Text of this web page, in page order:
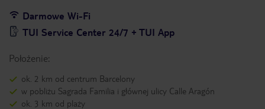
Darmowe Wi-Fi
TUI Service Center 24/7 + TUI App
Położenie:
ok. 2 km od centrum Barcelony
w pobliżu Sagrada Familia i głównej ulicy Calle Aragón
ok. 3 km od plaży